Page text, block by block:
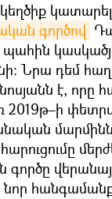
գործով
պահին
Նրա դեմ
է, որը
2019թ–ի
մարմինն
գործը